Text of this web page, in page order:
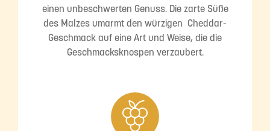
einen unbeschwerten Genuss. Die zarte Süße
des Malzes umarmt den würzigen Cheddar-
Geschmack auf eine Art und Weise, die die
Geschmacksknospen verzaubert.